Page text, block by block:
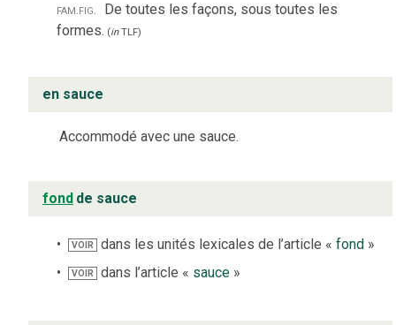
fam.fig.
De toutes les façons, sous toutes les
formes. (inTLF)
en sauce
Accommodé avec une sauce.
fond de sauce
VOIR dans les unités lexicales de l’article «fond »
VOIR dans l’article « sauce »